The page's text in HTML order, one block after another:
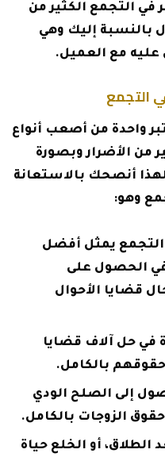
التجمع الكثير من
بالنسبة إليك وهي
عليه مع العميل.
التجمع
واحدة من أصعب أنواع
من الأضرار وبصورة
أنصحك بالاستعانة
وهو:
يمثل أفضل
الحصول على
قضايا الأحوال
في حل آلاف قضايا
بالكامل.
إلى الصلح الودي
الزوجات بالكامل.
الطلاق، أو الخلع حياة